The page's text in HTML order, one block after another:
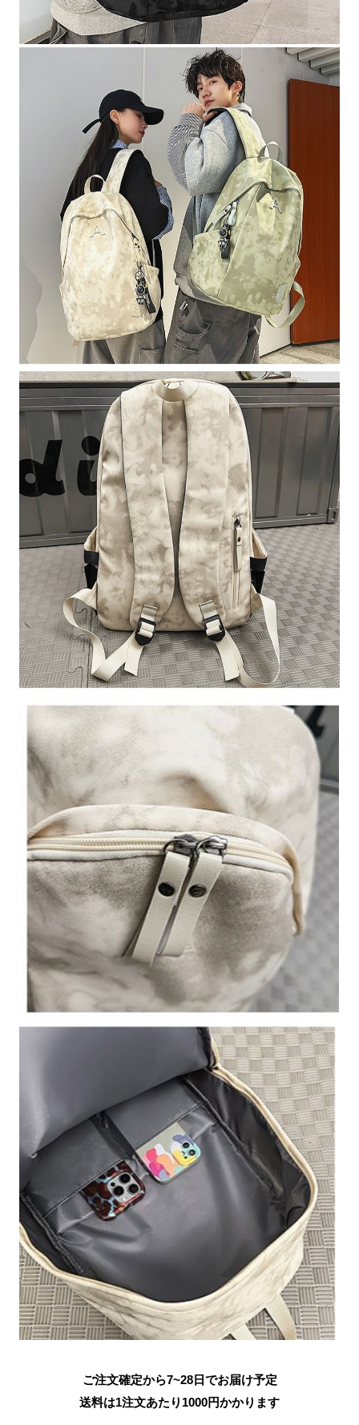
ご注文確定から7~28日でお届け予定
送料は1注文あたり 1000円かかります